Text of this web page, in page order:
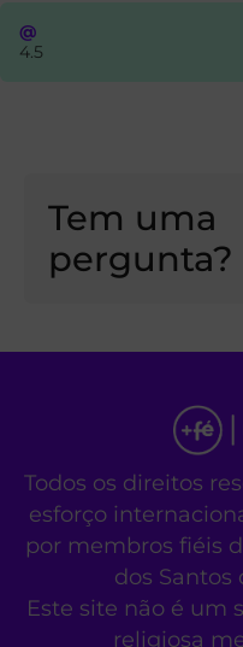
@
4.5
Tem uma
pergunta?
Todos os direitos
esforço
por membros fiéis
dos Santos
Este site não é um
religiosa